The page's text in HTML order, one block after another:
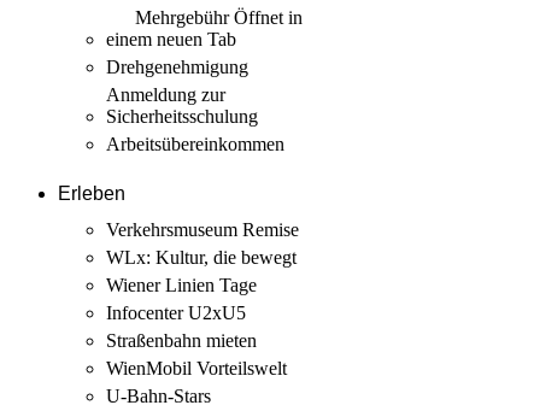
MehrgebührÖffnet in
einem neuen Tab
Drehgenehmigung
Anmeldung zur
Sicherheits­schulung
Arbeits­übereinkommen
Erleben
Verkehrsmuseum Remise
WLx: Kultur, die bewegt
Wiener Linien Tage
Infocenter U2xU5
Straßenbahn mieten
WienMobil Vorteilswelt
U-Bahn-Stars